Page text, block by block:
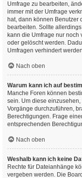
Umfrage zu bearbeiten,
immer mit der Umfrage
hat, dann können Benutzer
bearbeiten. Sollte
kann die Umfrage nur
oder gelöscht werden.
Umfragen verhindert
Nach oben
Warum kann ich auf
Manche Foren können
sein. Um diese
Vorgänge durchzuführen,
Berechtigungen. Frage
entsprechenden
Nach oben
Weshalb kann ich keine
Rechte für Dateianhänge
vergeben werden. Die